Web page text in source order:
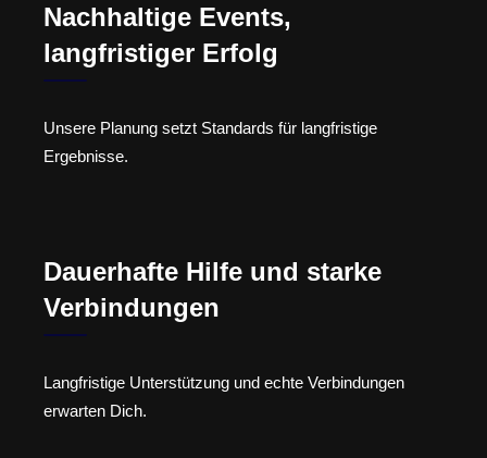
Nachhaltige Events,
langfristiger Erfolg
Unsere Planung setzt Standards für langfristige
Ergebnisse.
Dauerhafte Hilfe und starke
Verbindungen
Langfristige Unterstützung und echte Verbindungen
erwarten Dich.